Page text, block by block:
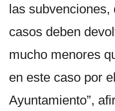
las subvenciones,
casos deben
mucho menores
en este caso por
Ayuntamiento”,